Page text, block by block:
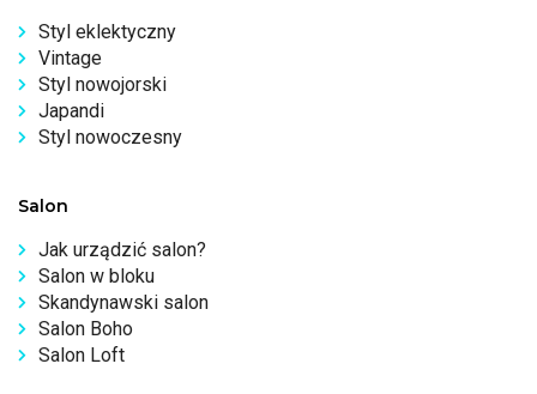
Styl eklektyczny
Vintage
Styl nowojorski
Japandi
Styl nowoczesny
Salon
Jak urządzić salon?
Salon w bloku
Skandynawski salon
Salon Boho
Salon Loft